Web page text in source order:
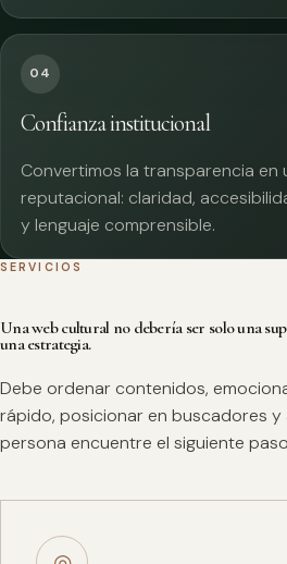
04
Confianza institucional
Convertimos la transparencia en
reputacional: claridad,
y lenguaje comprensible.
SERVICIOS
Una web cultural no debería ser solo una
una estrategia.
Debe ordenar contenidos,
rápido, posicionar en buscadores
persona encuentre el siguiente